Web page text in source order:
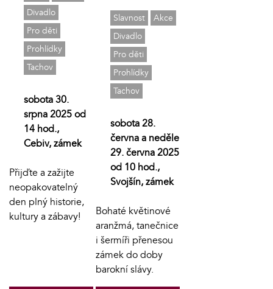
Divadlo
Pro děti
Prohlídky
Tachov
sobota 30.
srpna 2025 od
14 hod.,
Cebiv, zámek
Přijďte a zažijte
neopakovatelný
den plný historie,
kultury a zábavy!
Slavnost
Akce
Divadlo
Pro děti
Prohlídky
Tachov
sobota 28.
června a neděle
29. června 2025
od 10 hod.,
Svojšín, zámek
Bohaté květinové
aranžmá, tanečnice
i šermíři přenesou
zámek do doby
barokní slávy.